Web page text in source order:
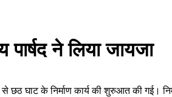
ने लिया जायजा
घाट के निर्माण कार्य की शुरुआत की गई।